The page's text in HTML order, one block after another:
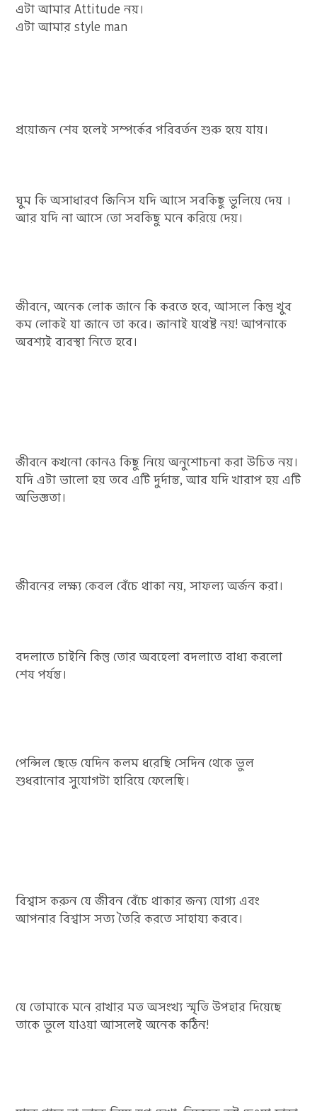
এটা আমার Attitude নয়।
এটা আমার style man
প্রয়োজন শেষ হলেই সম্পর্কের পরিবর্তন শুরু হয়ে যায়।
ঘুম কি অসাধারণ জিনিস যদি আসে সবকিছু ভুলিয়ে দেয় ।
আর যদি না আসে তো সবকিছু মনে করিয়ে দেয়।
জীবনে, অনেক লোক জানে কি করতে হবে, আসলে কিন্তু খুব
কম লোকই যা জানে তা করে। জানাই যথেষ্ট নয়! আপনাকে
অবশ্যই ব্যবস্থা নিতে হবে।
জীবনে কখনো কোনও কিছু নিয়ে অনুশোচনা করা উচিত নয়।
যদি এটা ভালো হয় তবে এটি দুর্দান্ত, আর যদি খারাপ হয় এটি
অভিজ্ঞতা।
জীবনের লক্ষ্য কেবল বেঁচে থাকা নয়, সাফল্য অর্জন করা।
বদলাতে চাইনি কিন্তু তোর অবহেলা বদলাতে বাধ্য করলো
শেষ পর্যন্ত।
পেন্সিল ছেড়ে যেদিন কলম ধরেছি সেদিন থেকে ভুল
শুধরানোর সুযোগটা হারিয়ে ফেলেছি।
বিশ্বাস করুন যে জীবন বেঁচে থাকার জন্য যোগ্য এবং
আপনার বিশ্বাস সত্য তৈরি করতে সাহায্য করবে।
যে তোমাকে মনে রাখার মত অসংখ্য স্মৃতি উপহার দিয়েছে
তাকে ভুলে যাওয়া আসলেই অনেক কঠিন!